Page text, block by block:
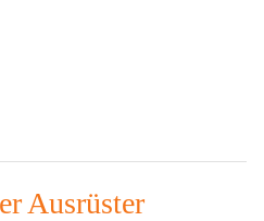
Ausrüster